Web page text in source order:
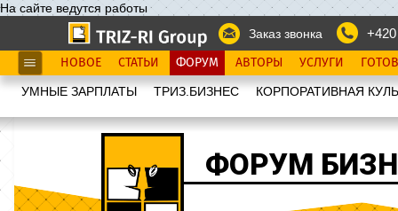
На сайте ведутся работы
Заказ звонка
НОВОЕ СТАТЬИ ФОРУМ АВТОРЫ УСЛУГИ
УМНЫЕ ЗАРПЛАТЫ ТРИЗ.БИЗНЕС КОРПОРАТИВНАЯ
ФОРУМ